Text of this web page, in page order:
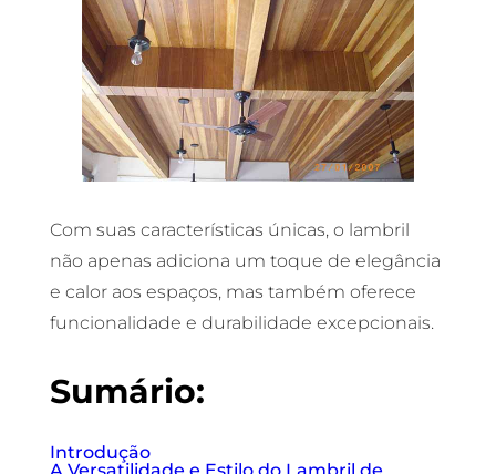
Com suas características únicas, o lambril
não apenas adiciona um toque de elegância
e calor aos espaços, mas também oferece
funcionalidade e durabilidade excepcionais.
Sumário:
Introdução